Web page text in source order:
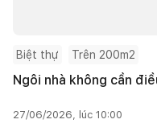
Biệt thự Trên 200m2
Ngôi nhà không cần
27/06/2026, lúc 10:00